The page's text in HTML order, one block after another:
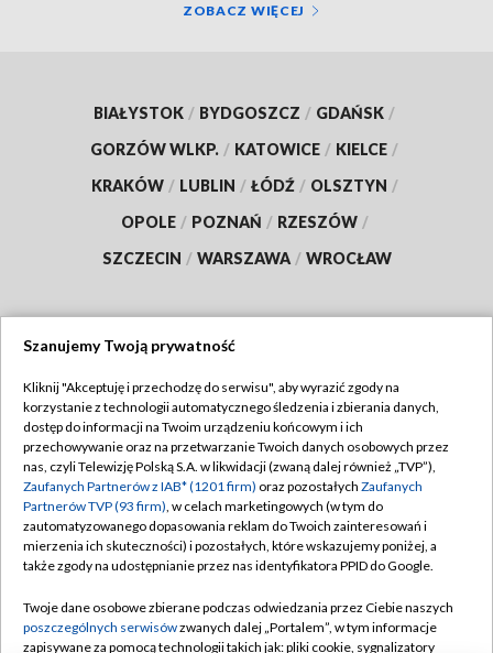
ZOBACZ WIĘCEJ
BIAŁYSTOK / BYDGOSZCZ / GDAŃSK /
GORZÓW WLKP. / KATOWICE / KIELCE /
KRAKÓW / LUBLIN / ŁÓDŹ / OLSZTYN /
OPOLE / POZNAŃ / RZESZÓW /
SZCZECIN / WARSZAWA / WROCŁAW
TVP
Abonament TVP
Emisja w TVP
Centrum informacji TVP
Naziemna Telewizja Cyfrowa
Rada Programowa
Regulamin TVP
Polityka prywatności
Moje zgody
Pomoc
Kontakt
Szanujemy Twoją prywatność
Kliknij "Akceptuję i przechodzę do serwisu", aby wyrazić zgody na
korzystanie z technologii automatycznego śledzenia i zbierania danych,
dostęp do informacji na Twoim urządzeniu końcowym i ich
przechowywanie oraz na przetwarzanie Twoich danych osobowych przez
nas, czyli Telewizję Polską S.A. w likwidacji (zwaną dalej również „TVP”),
Zaufanych Partnerów z IAB* (1201 firm) oraz pozostałych Zaufanych
Partnerów TVP (93 firm), w celach marketingowych (w tym do
zautomatyzowanego dopasowania reklam do Twoich zainteresowań i
mierzenia ich skuteczności) i pozostałych, które wskazujemy poniżej, a
także zgody na udostępnianie przez nas identyfikatora PPID do Google.
Twoje dane osobowe zbierane podczas odwiedzania przez Ciebie naszych
poszczególnych serwisówzwanych dalej „Portalem”, w tym informacje
zapisywane za pomocą technologii takich jak: pliki cookie, sygnalizatory